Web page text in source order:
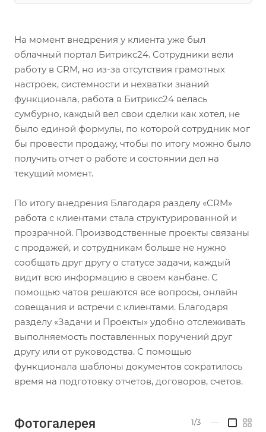
На момент внедрения у клиента уже был
облачный портал Битрикс24. Сотрудники вели
работу в CRM, но из-за отсутствия грамотных
настроек, системности и нехватки знаний
функционала, работа в Битрикс24 велась
сумбурно, каждый вел свои сделки как хотел, не
было единой формулы, по которой сотрудник мог
бы провести продажу, чтобы по итогу можно было
получить отчет о работе и состоянии дел на
текущий момент.
По итогу внедрения Благодаря разделу «CRM»
работа с клиентами стала структурированной и
прозрачной. Производственные проекты связаны
с продажей, и сотрудникам больше не нужно
сообщать друг другу о статусе задачи, каждый
видит всю информацию в своем канбане. С
помощью чатов решаются все вопросы, онлайн
совещания и встречи с клиентами. Благодаря
разделу «Задачи и Проекты» удобно отслеживать
выполняемость поставленных поручений друг
другу или от руководства. С помощью
функционала шаблоны документов сократилось
время на подготовку отчетов, договоров, счетов.
Фотогалерея 1/3 —